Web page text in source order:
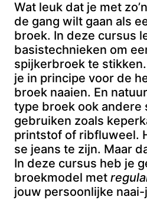
Wat leuk dat je met
de gang wilt gaan als
broek. In deze cursus
basistechnieken om
spijkerbroek te
je in principe voor de
broek naaien. En
type broek ook andere
gebruiken zoals
printstof of ribfluweel.
se jeans te zijn. Maar
In deze cursus heb je
broekmodel met
jouw persoonlijke